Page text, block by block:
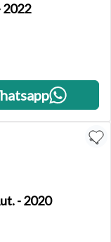
2022
- 2020